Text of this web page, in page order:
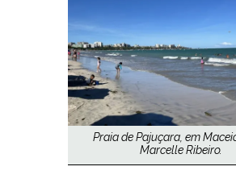
Praia de Pajuçara, em
Marcelle Ribeiro.